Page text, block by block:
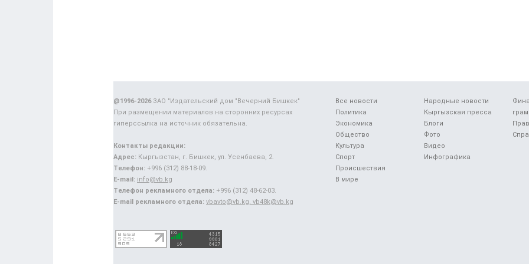
Все новости
Политика
Экономика
Общество
Культура
Спорт
Происшествия
В мире
Народные новости
Кыргызская пресса
Блоги
Фото
Видео
Инфографика
@1996-2026ЗАО "Издательский дом "Вечерний Бишкек"
При размещении материалов на сторонних ресурсах
гиперссылка на источник обязательна.
Контакты редакции:
Адрес: Кыргызстан, г. Бишкек, ул. Усенбаева, 2.
Телефон: +996 (312) 88-18-09.
E-mail: info@vb.kg
Телефон рекламного отдела: +996 (312) 48-62-03.
E-mail рекламного отдела: vbavto@vb.kg, vb48k@vb.kg